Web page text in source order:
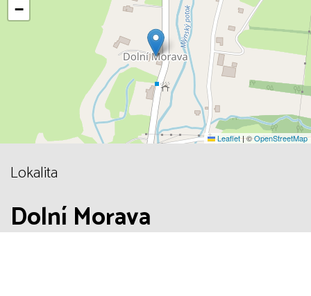
−
Leaflet|©OpenStreetMap
Lokalita
Dolní Morava